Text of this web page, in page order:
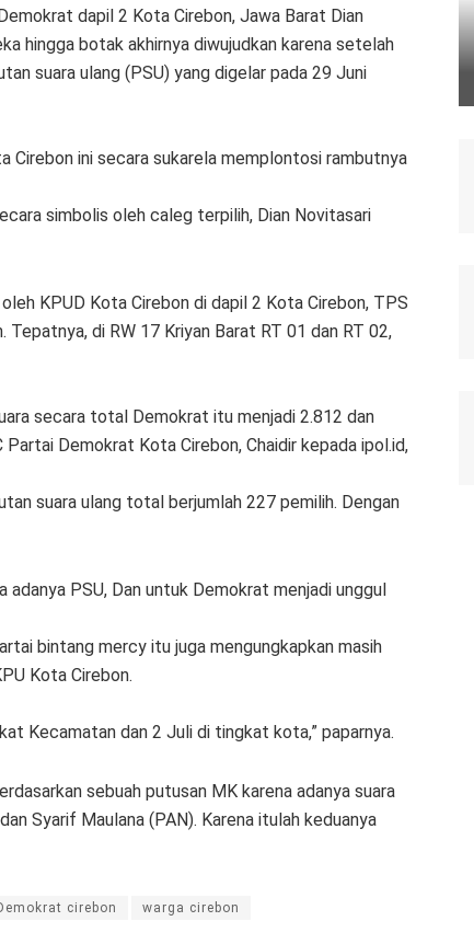
dapil 2 Kota Cirebon, Jawa Barat Dian
hingga botak akhirnya diwujudkan karena setelah
suara ulang (PSU) yang digelar pada 29 Juni
Cirebon ini secara sukarela memplontosi rambutnya
simbolis oleh caleg terpilih, Dian Novitasari
KPUD Kota Cirebon di dapil 2 Kota Cirebon, TPS
di RW 17 Kriyan Barat RT 01 dan RT 02,
secara total Demokrat itu menjadi 2.812 dan
Demokrat Kota Cirebon, Chaidir kepada ipol.id,
suara ulang total berjumlah 227 pemilih. Dengan
PSU, Dan untuk Demokrat menjadi unggul
bintang mercy itu juga mengungkapkan masih
Kota Cirebon.
Kecamatan dan 2 Juli di tingkat kota,” paparnya.
sebuah putusan MK karena adanya suara
Syarif Maulana (PAN). Karena itulah keduanya
cirebon warga cirebon